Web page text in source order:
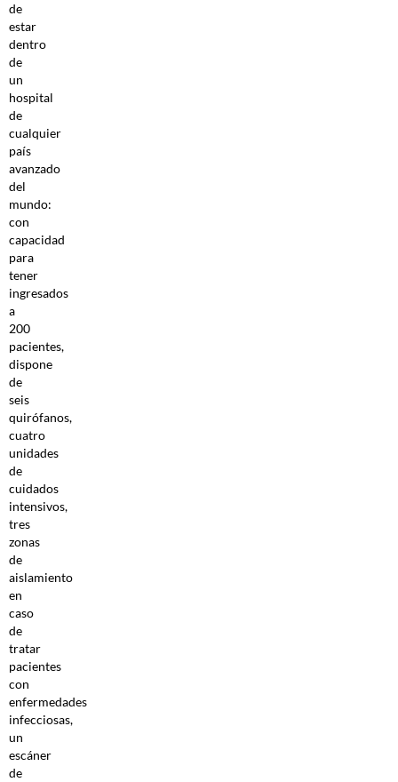
de
estar
dentro
de
un
hospital
de
cualquier
país
avanzado
del
mundo:
con
capacidad
para
tener
ingresados
a
200
pacientes,
dispone
de
seis
quirófanos,
cuatro
unidades
de
cuidados
intensivos,
tres
zonas
de
aislamiento
en
caso
de
tratar
pacientes
con
enfermedades
infecciosas,
un
escáner
de